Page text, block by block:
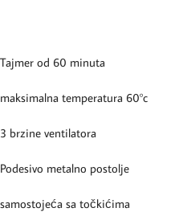
Tajmer od 60 minuta
maksimalna temperatura 60°c
3 brzine ventilatora
Podesivo metalno postolje
samostojeća sa točkićima